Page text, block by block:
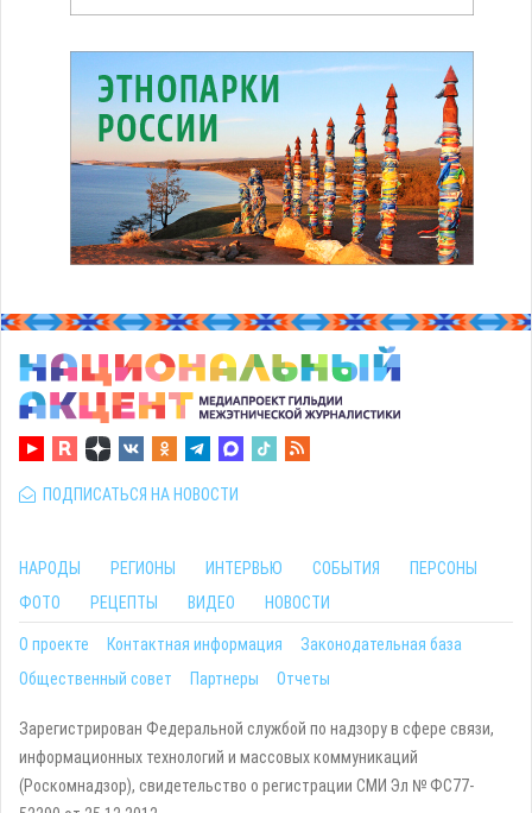
ПОДПИСАТЬСЯ НА НОВОСТИ
НАРОДЫ РЕГИОНЫ ИНТЕРВЬЮ СОБЫТИЯ
ПЕРСОНЫ
ФОТО
РЕЦЕПТЫ ВИДЕО НОВОСТИ
О проекте Контактная информация
Законодательная база
Общественный совет
Партнеры Отчеты
Зарегистрирован Федеральной службой по надзору в сфере связи,
информационных технологий и массовых коммуникаций
(Роскомнадзор), свидетельство о регистрации СМИ Эл № ФС77-